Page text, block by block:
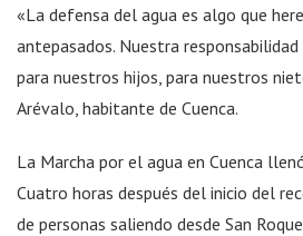
«La defensa del agua es algo que
antepasados. Nuestra
para nuestros hijos, para nuestros
Arévalo, habitante de Cuenca.
La Marcha por el agua en Cuenca
Cuatro horas después del inicio del
de personas saliendo desde San